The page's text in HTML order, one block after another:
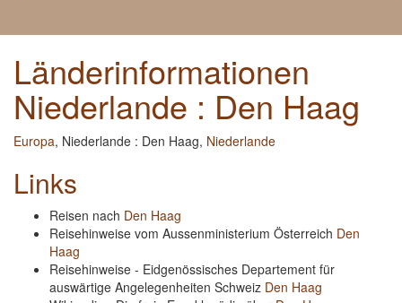
Länderinformationen
Niederlande : Den Haag
Europa, Niederlande : Den Haag, Niederlande
Links
Reisen nach Den Haag
Reisehinweise vom Aussenministerium Österreich Den
Haag
Reisehinweise - Eidgenössisches Departement für
auswärtige Angelegenheiten Schweiz Den Haag